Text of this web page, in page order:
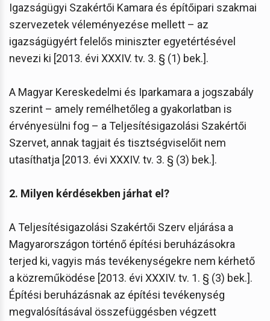
Igazságügyi Szakértői Kamara és építőipari szakmai
szervezetek véleményezése mellett – az
igazságügyért felelős miniszter egyetértésével
nevezi ki [2013. évi XXXIV. tv. 3. § (1) bek.].
A Magyar Kereskedelmi és Iparkamara a jogszabály
szerint – amely remélhetőleg a gyakorlatban is
érvényesülni fog – a Teljesítésigazolási Szakértői
Szervet, annak tagjait és tisztségviselőit nem
utasíthatja [2013. évi XXXIV. tv. 3. § (3) bek.].
2. Milyen kérdésekben járhat el?
A Teljesítésigazolási Szakértői Szerv eljárása a
Magyarországon történő építési beruházásokra
terjed ki, vagyis más tevékenységekre nem kérhető
a közreműködése [2013. évi XXXIV. tv. 1. § (3) bek.].
Építési beruházásnak az építési tevékenység
megvalósításával összefüggésben végzett